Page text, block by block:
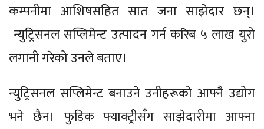
कम्पनीमा आशिषसहित सात जना साझेदार छन्।
न्युट्रिसनल सप्लिमेन्ट उत्पादन गर्न करिब ५ लाख युरो
लगानी गरेको उनले बताए।
न्युट्रिसनल सप्लिमेन्ट बनाउने उनीहरूको आफ्नै उद्योग
भने छैन। फुडिक फ्याक्ट्रीसँग साझेदारीमा आफ्ना